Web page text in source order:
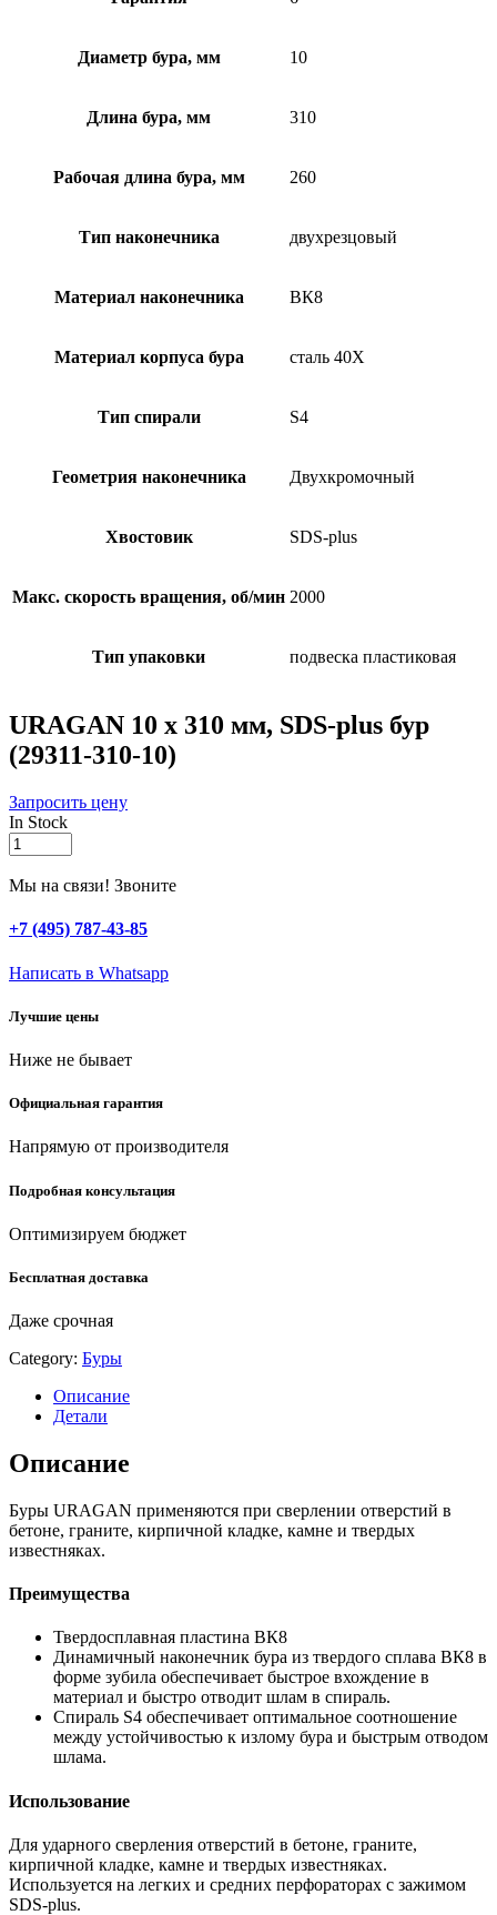
Диаметр бура, мм 10
Длина бура, мм 310
Рабочая длина бура, мм 260
Тип наконечника двухрезцовый
Материал наконечника ВК8
Материал корпуса бура сталь 40Х
Тип спирали S4
Геометрия наконечника Двухкромочный
Хвостовик SDS-plus
Макс. скорость вращения, об/мин 2000
Тип упаковки подвеска пластиковая
URAGAN 10 х 310 мм, SDS-plus бур
(29311-310-10)
Запросить цену
In Stock
URAGAN
10
х
мм,
SDS-
бур
310-
quantity
Мы на связи! Звоните
+7 (495) 787-43-85
Написать в Whatsapp
Лучшие цены
Ниже не бывает
Официальная гарантия
Напрямую от производителя
Подробная консультация
Оптимизируем бюджет
Бесплатная доставка
Даже срочная
Category: Буры
Описание
Детали
Описание
Буры URAGAN применяются при сверлении отверстий в
бетоне, граните, кирпичной кладке, камне и твердых
известняках.
Преимущества
Твердосплавная пластина ВК8
Динамичный наконечник бура из твердого сплава ВК8 в
форме зубила обеспечивает быстрое вхождение в
материал и быстро отводит шлам в спираль.
Спираль S4 обеспечивает оптимальное соотношение
между устойчивостью к излому бура и быстрым отводом
шлама.
Использование
Для ударного сверления отверстий в бетоне, граните,
кирпичной кладке, камне и твердых известняках.
Используется на легких и средних перфораторах с зажимом
SDS-plus.